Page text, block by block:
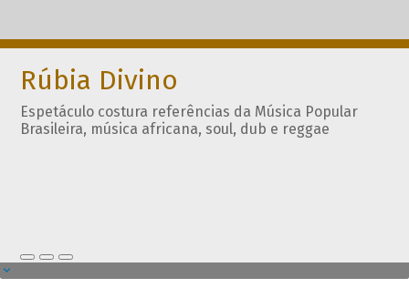
Rúbia Divino
Espetáculo costura referências da Música Popular
Brasileira, música africana, soul, dub e reggae